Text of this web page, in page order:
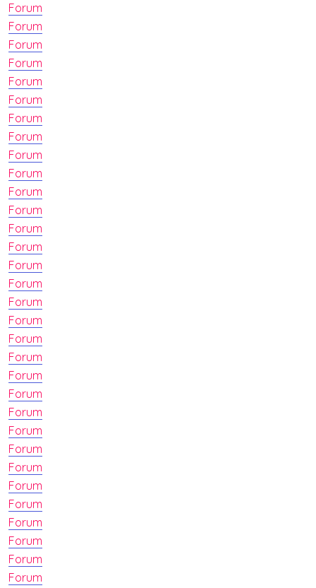
Forum
Forum
Forum
Forum
Forum
Forum
Forum
Forum
Forum
Forum
Forum
Forum
Forum
Forum
Forum
Forum
Forum
Forum
Forum
Forum
Forum
Forum
Forum
Forum
Forum
Forum
Forum
Forum
Forum
Forum
Forum
Forum